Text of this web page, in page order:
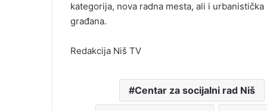
kategorija, nova radna mesta, ali i
građana.
Redakcija Niš TV
Centar za socijalni rad Niš